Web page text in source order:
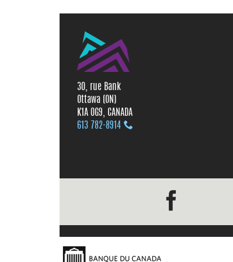
30, rue Bank
Ottawa (ON)
K1A 0G9, CANADA
613 782‑8914